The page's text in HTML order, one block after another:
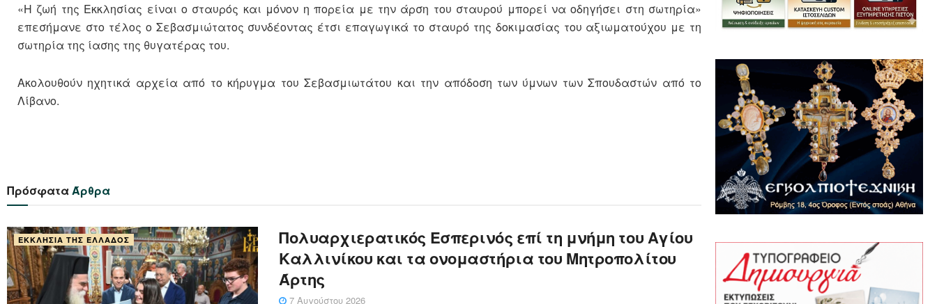
«Η ζωή της Εκκλησίας είναι ο σταυρός και μόνον η πορεία με την άρση του σταυρού μπορεί να οδηγήσει στη σωτηρία»
επεσήμανε στο τέλος ο Σεβασμιώτατος συνδέοντας έτσι επαγωγικά το σταυρό της δοκιμασίας του αξιωματούχου με τη
σωτηρία της ίασης της θυγατέρας του.
Ακολουθούν ηχητικά αρχεία από το κήρυγμα του Σεβασμιωτάτου και την απόδοση των ύμνων των Σπουδαστών από το
Λίβανο.
ΠρόσφαταΆρθρα
ΕΚΚΛΗΣΊΑ ΤΗΣ ΕΛΛΆΔΟΣ
Πολυαρχιερατικός Εσπερινός επί τη μνήμη του Αγίου
Καλλινίκου και τα ονομαστήρια του Μητροπολίτου
Άρτης
7 Αυγούστου 2026